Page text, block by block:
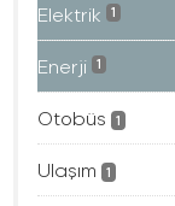
Elektrik 1
Enerji 1
Otobüs 1
Ulaşım 1